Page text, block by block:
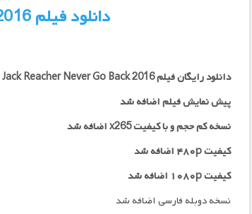
دانلود فیلم Jack Reacher Never Go Back 2016
دانلود رایگان فیلمJack Reacher Never Go Back 2016
پیش نمایش فیلم اضافه شد
نسخه کم حجم و با کیفیت x265 اضافه شد
کیفیت ۴۸۰p اضافه شد
کیفیت ۱۰۸۰p اضافه شد
نسخه دوبله فارسی اضافه شد